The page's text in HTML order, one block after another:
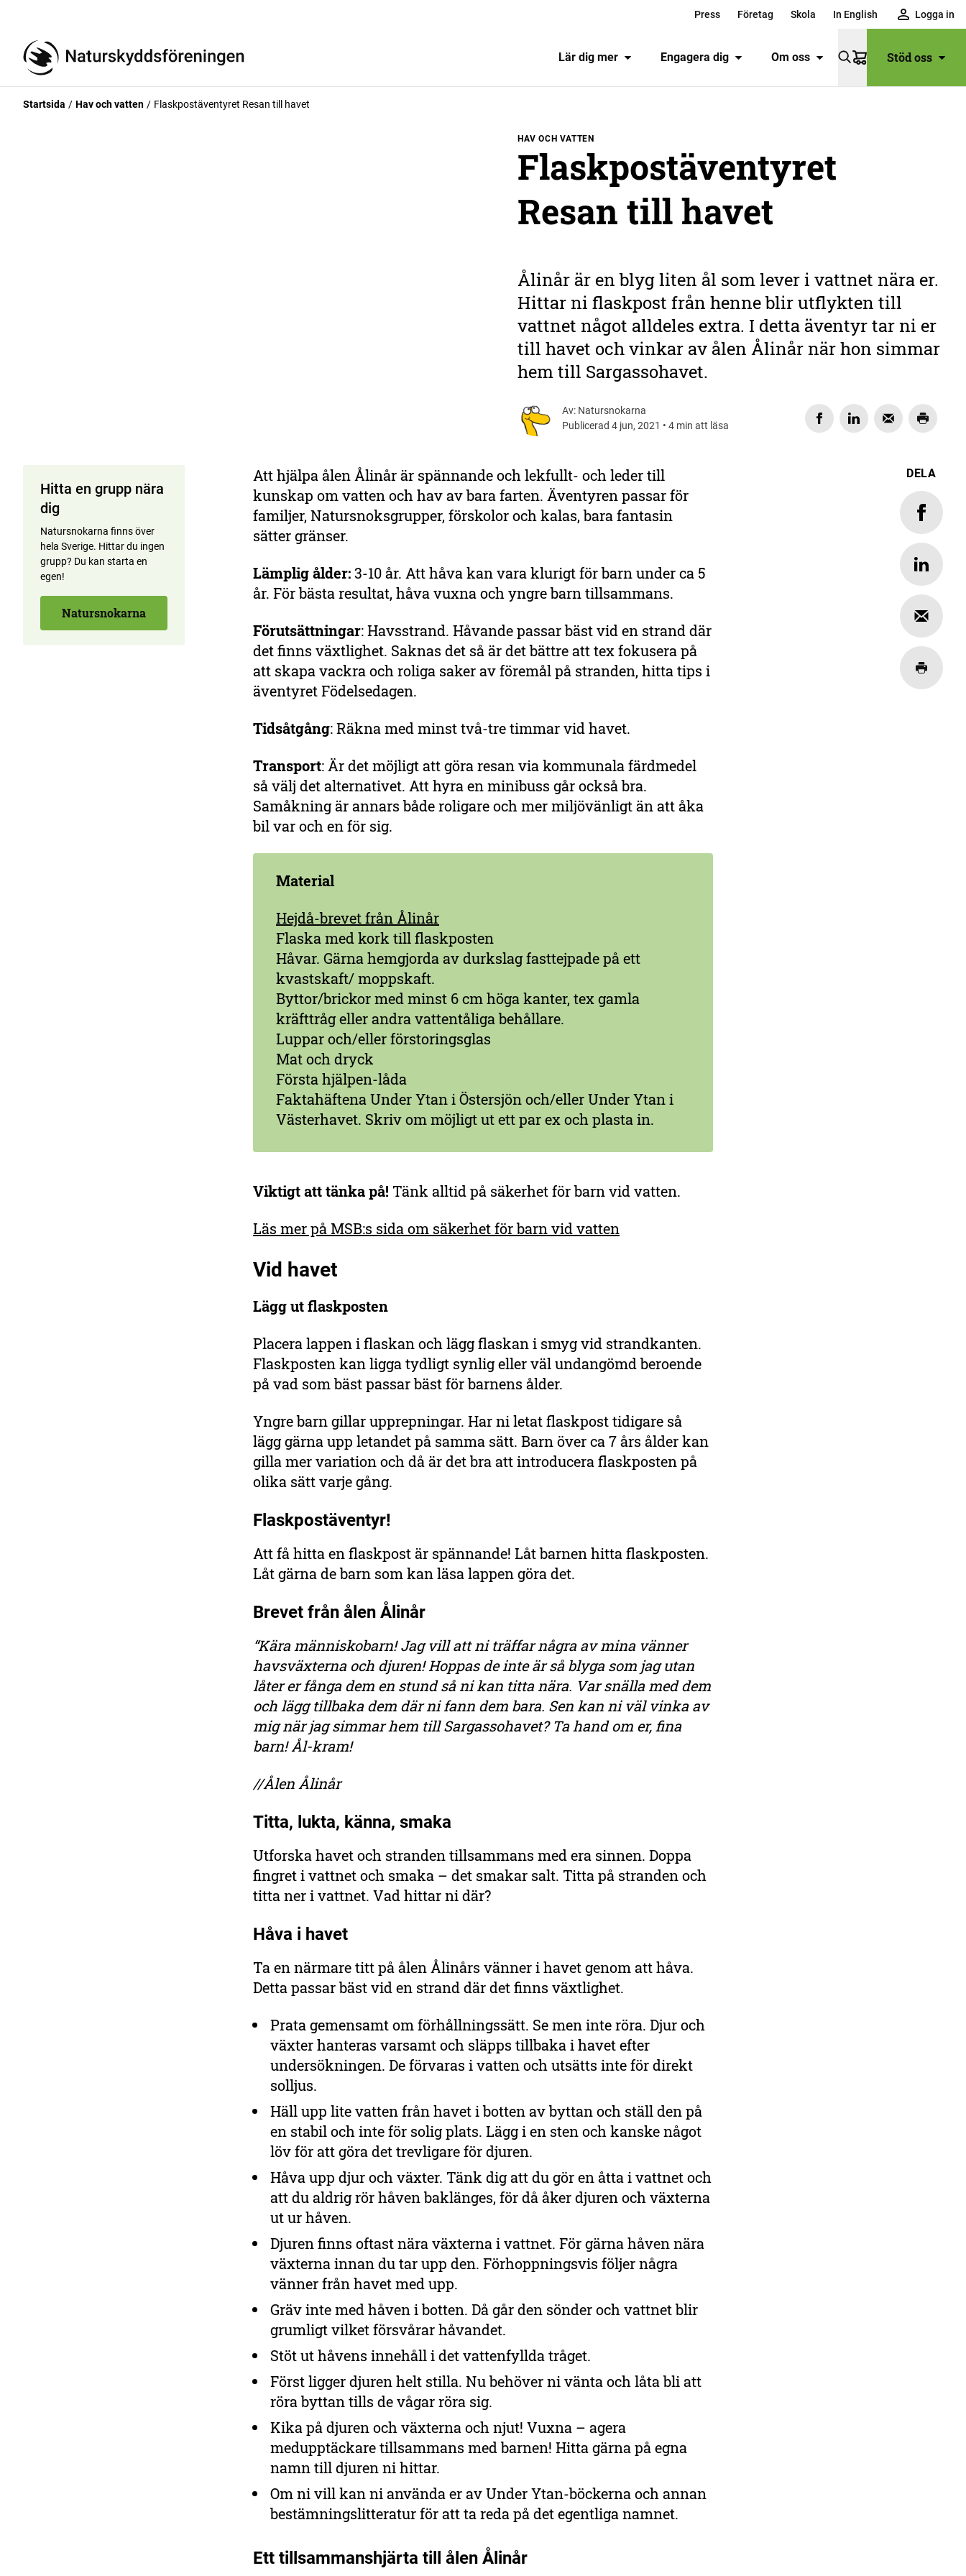
Press Företag Skola In English Logga in
Lär dig mer Engagera dig Om oss
VarukorgStöd oss
Startsida Hav och vatten Flaskpostäventyret Resan till havet
HAV OCH VATTEN
Flaskpostäventyret
Resan till havet
Ålinår är en blyg liten ål som lever i vattnet nära er.
Hittar ni flaskpost från henne blir utflykten till
vattnet något alldeles extra. I detta äventyr tar ni er
till havet och vinkar av ålen Ålinår när hon simmar
hem till Sargassohavet.
Av: Natursnokarna
Publicerad 4 jun, 2021 • 4 min att läsa
Hitta en grupp nära
dig
Natursnokarna finns över
hela Sverige. Hittar du ingen
grupp? Du kan starta en
egen!
Natursnokarna
DELA
Att hjälpa ålen Ålinår är spännande och lekfullt- och leder till
kunskap om vatten och hav av bara farten. Äventyren passar för
familjer, Natursnoksgrupper, förskolor och kalas, bara fantasin
sätter gränser.
Lämplig ålder:3-10 år. Att håva kan vara klurigt för barn under ca 5
år. För bästa resultat, håva vuxna och yngre barn tillsammans.
Förutsättningar: Havsstrand. Håvande passar bäst vid en strand där
det finns växtlighet. Saknas det så är det bättre att tex fokusera på
att skapa vackra och roliga saker av föremål på stranden, hitta tips i
äventyret Födelsedagen.
Tidsåtgång: Räkna med minst två-tre timmar vid havet.
Transport: Är det möjligt att göra resan via kommunala färdmedel
så välj det alternativet. Att hyra en minibuss går också bra.
Samåkning är annars både roligare och mer miljövänligt än att åka
bil var och en för sig.
Material
Hejdå-brevet från Ålinår
Flaska med kork till flaskposten
Håvar. Gärna hemgjorda av durkslag fasttejpade på ett
kvastskaft/ moppskaft.
Byttor/brickor med minst 6 cm höga kanter, tex gamla
kräfttråg eller andra vattentåliga behållare.
Luppar och/eller förstoringsglas
Mat och dryck
Första hjälpen-låda
Faktahäftena Under Ytan i Östersjön och/eller Under Ytan i
Västerhavet. Skriv om möjligt ut ett par ex och plasta in.
Viktigt att tänka på! Tänk alltid på säkerhet för barn vid vatten.
Läs mer på MSB:s sida om säkerhet för barn vid vatten
Vid havet
Lägg ut flaskposten
Placera lappen i flaskan och lägg flaskan i smyg vid strandkanten.
Flaskposten kan ligga tydligt synlig eller väl undangömd beroende
på vad som bäst passar bäst för barnens ålder.
Yngre barn gillar upprepningar. Har ni letat flaskpost tidigare så
lägg gärna upp letandet på samma sätt. Barn över ca 7 års ålder kan
gilla mer variation och då är det bra att introducera flaskposten på
olika sätt varje gång.
Flaskpostäventyr!
Att få hitta en flaskpost är spännande! Låt barnen hitta flaskposten.
Låt gärna de barn som kan läsa lappen göra det.
Brevet från ålen Ålinår
“Kära människobarn! Jag vill att ni träffar några av mina vänner
havsväxterna och djuren! Hoppas de inte är så blyga som jag utan
låter er fånga dem en stund så ni kan titta nära. Var snälla med dem
och lägg tillbaka dem där ni fann dem bara. Sen kan ni väl vinka av
mig när jag simmar hem till Sargassohavet? Ta hand om er, fina
barn! Ål-kram!
//Ålen Ålinår
Titta, lukta, känna, smaka
Utforska havet och stranden tillsammans med era sinnen. Doppa
fingret i vattnet och smaka – det smakar salt. Titta på stranden och
titta ner i vattnet. Vad hittar ni där?
Håva i havet
Ta en närmare titt på ålen Ålinårs vänner i havet genom att håva.
Detta passar bäst vid en strand där det finns växtlighet.
Prata gemensamt om förhållningssätt. Se men inte röra. Djur och
växter hanteras varsamt och släpps tillbaka i havet efter
undersökningen. De förvaras i vatten och utsätts inte för direkt
solljus.
Häll upp lite vatten från havet i botten av byttan och ställ den på
en stabil och inte för solig plats. Lägg i en sten och kanske något
löv för att göra det trevligare för djuren.
Håva upp djur och växter. Tänk dig att du gör en åtta i vattnet och
att du aldrig rör håven baklänges, för då åker djuren och växterna
ut ur håven.
Djuren finns oftast nära växterna i vattnet. För gärna håven nära
växterna innan du tar upp den. Förhoppningsvis följer några
vänner från havet med upp.
Gräv inte med håven i botten. Då går den sönder och vattnet blir
grumligt vilket försvårar håvandet.
Stöt ut håvens innehåll i det vattenfyllda tråget.
Först ligger djuren helt stilla. Nu behöver ni vänta och låta bli att
röra byttan tills de vågar röra sig.
Kika på djuren och växterna och njut! Vuxna – agera
medupptäckare tillsammans med barnen! Hitta gärna på egna
namn till djuren ni hittar.
Om ni vill kan ni använda er av Under Ytan-böckerna och annan
bestämningslitteratur för att ta reda på det egentliga namnet.
Ett tillsammanshjärta till ålen Ålinår